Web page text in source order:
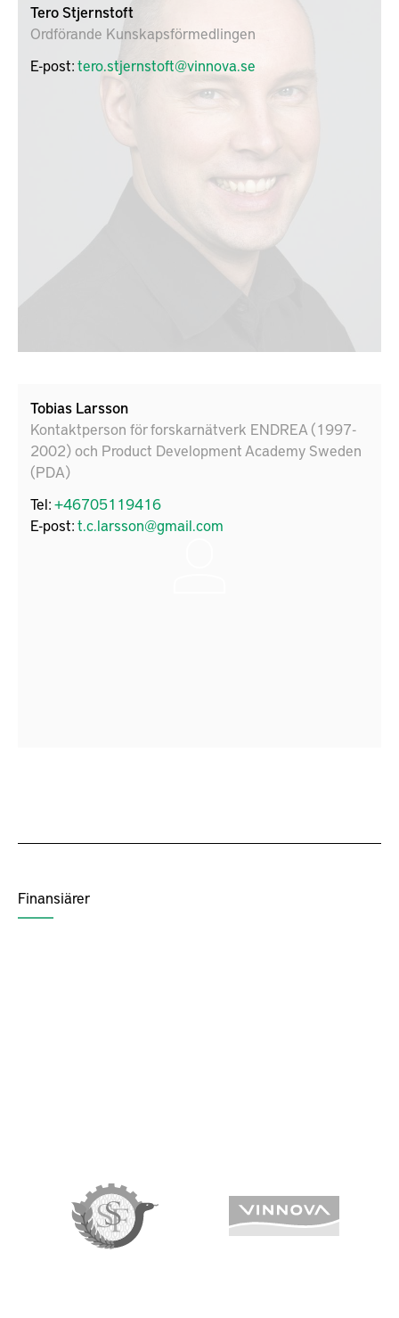
Tero Stjernstoft
Ordförande Kunskapsförmedlingen
E-post:tero.stjernstoft@vinnova.se
Tobias Larsson
Kontaktperson för forskarnätverk ENDREA (1997-
2002) och Product Development Academy Sweden
(PDA)
Tel:+46705119416
E-post:t.c.larsson@gmail.com
Finansiärer